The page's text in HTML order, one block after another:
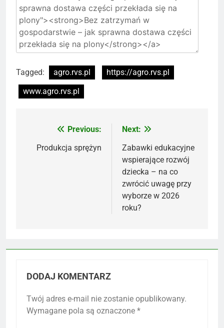
Tagged: agro.rvs.pl
https://agro.rvs.pl
www.agro.rvs.pl
Nawigacja
wpisu
Previous:
Produkcja sprężyn
Next:
Zabawki edukacyjne
wspierające rozwój
dziecka – na co
zwrócić uwagę przy
wyborze w 2026
roku?
DODAJ KOMENTARZ
Twój adres e-mail nie zostanie opublikowany.
Wymagane pola są oznaczone *